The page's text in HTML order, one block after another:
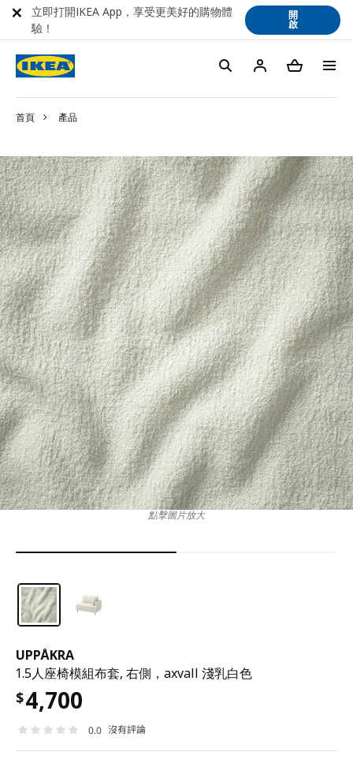
首頁 產品
UPPÅKRA
1.5人座椅模組布套, 右側，axvall 淺乳白色
$4,700
0.0 沒有評論
點擊圖片放大
立即打開IKEA App，享受更美好的購物體
驗！
開
啟